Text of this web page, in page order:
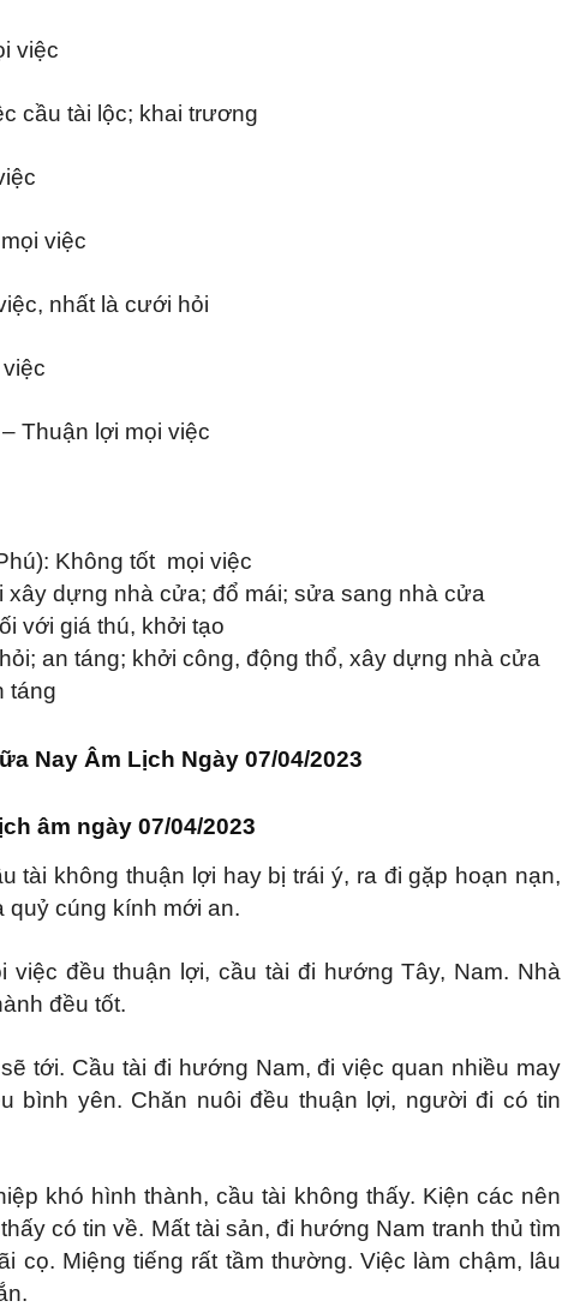
việc
cầu tài lộc; khai trương
việc
nhất là cưới hỏi
Thuận lợi mọi việc
Không tốt mọi việc
xây dựng nhà cửa; đổ mái; sửa sang nhà cửa
với giá thú, khởi tạo
an táng; khởi công, động thổ, xây dựng nhà cửa
táng
Nay Âm Lịch Ngày 07/04/2023
âm ngày 07/04/2023
tài không thuận lợi hay bị trái ý, ra đi gặp hoạn nạn,
quỷ cúng kính mới an.
việc đều thuận lợi, cầu tài đi hướng Tây, Nam. Nhà
đều tốt.
tới. Cầu tài đi hướng Nam, đi việc quan nhiều may
bình yên. Chăn nuôi đều thuận lợi, người đi có tin
khó hình thành, cầu tài không thấy. Kiện các nên
có tin về. Mất tài sản, đi hướng Nam tranh thủ tìm
cọ. Miệng tiếng rất tầm thường. Việc làm chậm, lâu